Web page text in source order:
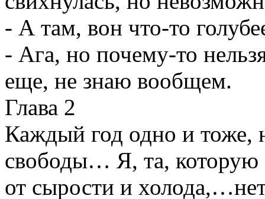
- А там, вон что-то
- Ага, но почему-то
еще, не знаю вообщем.
Глава 2
Каждый год одно и тоже,
свободы… Я, та, которую
от сырости и